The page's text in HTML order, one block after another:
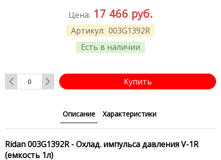
Артикул: 003G1392R
Есть в наличии
Цена: 17 466 руб.
Купить
Описание Характеристики
Ridan 003G1392R - Охлад. импульса давления V-1R
(емкость 1л)